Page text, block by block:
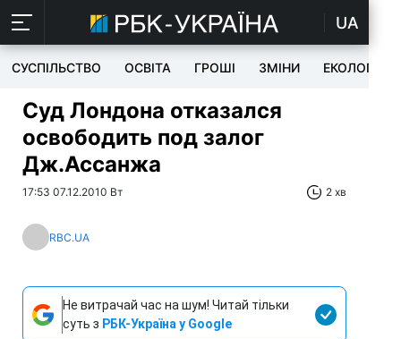
UA
СУСПІЛЬСТВО ОСВІТА ГРОШІ ЗМІНИ ЕКОЛОГІЯ
Суд Лондона отказался
освободить под залог
Дж.Ассанжа
17:53 07.12.2010 Вт 2 хв
RBC.UA
Не витрачай час на шум! Читай тільки
суть з РБК-Україна у Google